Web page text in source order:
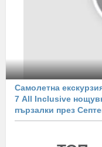
Самолетна
7 All Inclusive
пързалки през